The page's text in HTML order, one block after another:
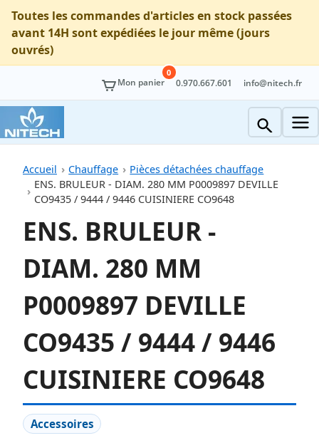
Toutes les commandes d'articles en stock passées
avant 14H sont expédiées le jour même (jours
ouvrés)
Mon panier
0
0.970.667.601 info@nitech.fr
Accueil Chauffage
Pièces détachées chauffage
ENS. BRULEUR - DIAM. 280 MM P0009897 DEVILLE
CO9435 / 9444 / 9446 CUISINIERE CO9648
ENS. BRULEUR -
DIAM. 280 MM
P0009897 DEVILLE
CO9435 / 9444 / 9446
CUISINIERE CO9648
Accessoires